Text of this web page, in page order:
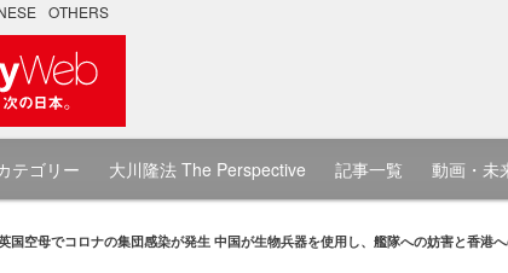
OTHERS
テゴリー 大川隆法 The Perspective 記事一覧 動画・未
国空母でコロナの集団感染が発生 中国が生物兵器を使用し、艦隊への妨害と香港